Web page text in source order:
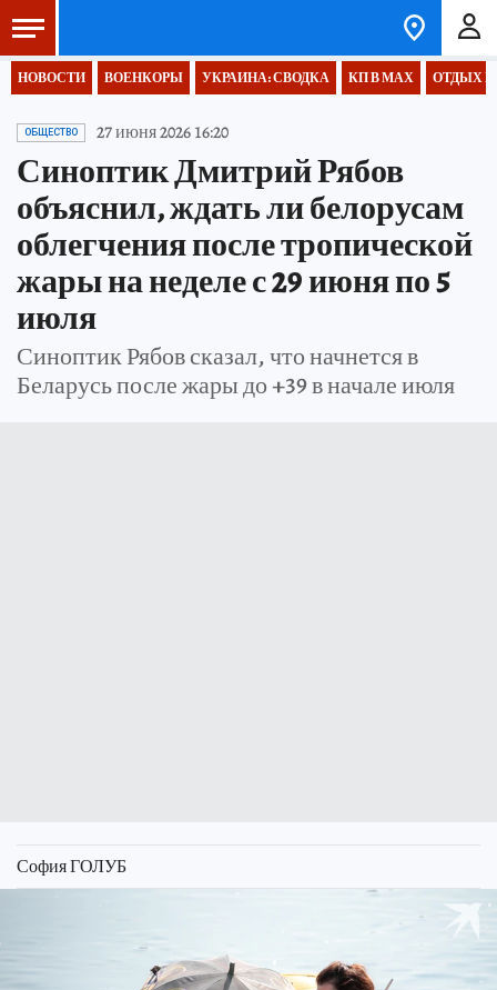
НОВОСТИ ВОЕНКОРЫ УКРАИНА: СВОДКА КП В МАХ ОТДЫХ
ОБЩЕСТВО 27 июня 2026 16:20
Синоптик Дмитрий Рябов
объяснил, ждать ли белорусам
облегчения после тропической
жары на неделе с 29 июня по 5
июля
Синоптик Рябов сказал, что начнется в
Беларусь после жары до +39 в начале июля
София ГОЛУБ